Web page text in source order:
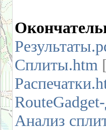
Сплиты.htm
Анализ